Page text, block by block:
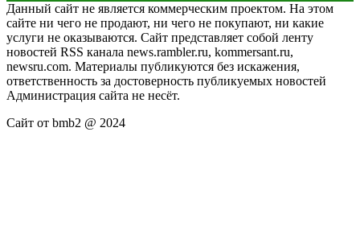
Данный сайт не является коммерческим проектом. На этом
сайте ни чего не продают, ни чего не покупают, ни какие
услуги не оказываются. Сайт представляет собой ленту
новостей RSS канала news.rambler.ru, kommersant.ru,
newsru.com. Материалы публикуются без искажения,
ответственность за достоверность публикуемых новостей
Администрация сайта не несёт.
Сайт от bmb2 @ 2024